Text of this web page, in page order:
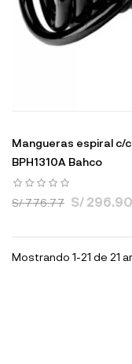
Mangueras espiral c/
BPH1310A Bahco
S/ 776.77 S/ 296.90
Mostrando 1-21 de 21